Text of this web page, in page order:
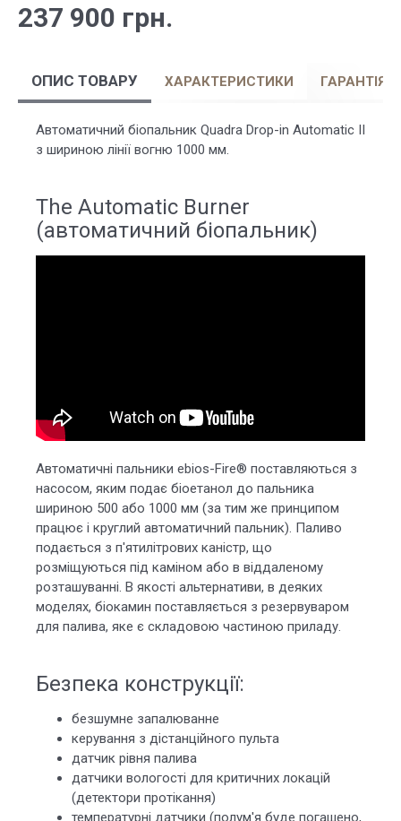
237 900 грн.
ОПИС ТОВАРУ ХАРАКТЕРИСТИКИ ГАРАНТІЯ
Автоматичний біопальник Quadra Drop-in Automatic II
з шириною лінії вогню 1000 мм.
The Automatic Burner
(автоматичний біопальник)
Автоматичні пальники ebios-Fire® поставляються з
насосом, яким подає біоетанол до пальника
шириною 500 або 1000 мм (за тим же принципом
працює і круглий автоматичний пальник). Паливо
подається з п'ятилітрових каністр, що
розміщуються під каміном або в віддаленому
розташуванні. В якості альтернативи, в деяких
моделях, біокамин поставляється з резервуваром
для палива, яке є складовою частиною приладу.
Безпека конструкції:
безшумне запалюванне
керування з дістанційного пульта
датчик рівня палива
датчики вологості для критичних локацій
(детектори протікання)
температурні датчики (полум'я буде погашено,